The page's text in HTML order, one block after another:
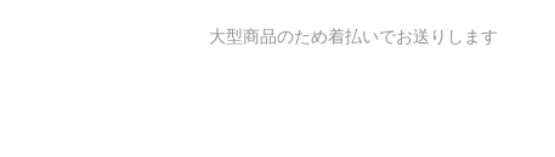
大型商品のため着払いでお送りします